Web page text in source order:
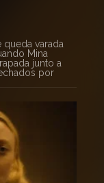
queda varada
Mina
junto a
por